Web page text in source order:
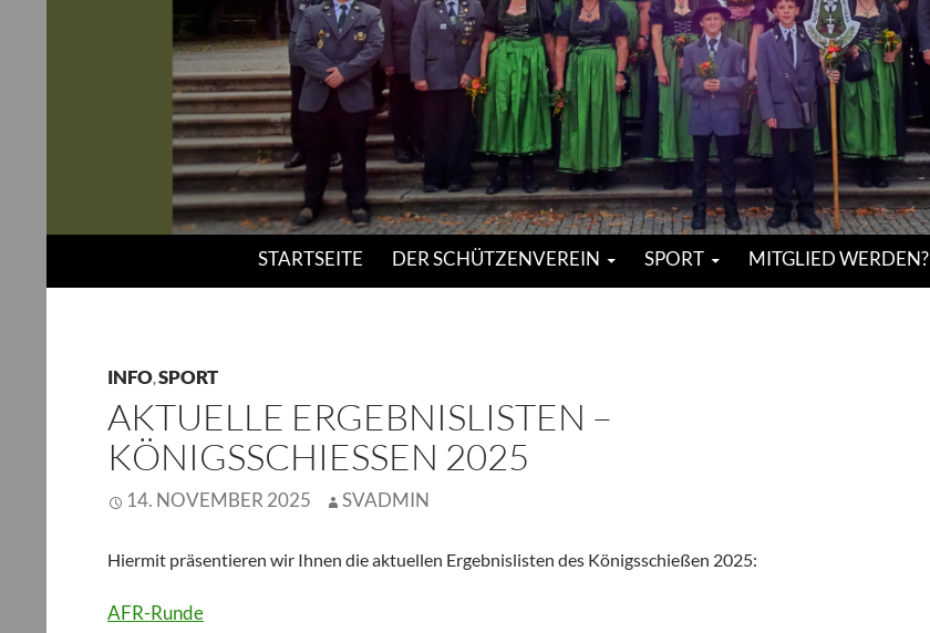
STARTSEITE DER SCHÜTZENVEREIN SPORT MITGLIED WERDEN?
INFO,SPORT
AKTUELLE ERGEBNISLISTEN –
KÖNIGSSCHIESSEN 2025
14. NOVEMBER 2025 SVADMIN
Hiermit präsentieren wir Ihnen die aktuellen Ergebnislisten des Königsschießen 2025:
AFR-Runde